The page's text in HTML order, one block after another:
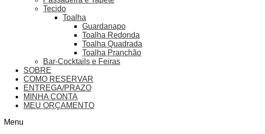
Tecido
Toalha
Guardanapo
Toalha Redonda
Toalha Quadrada
Toalha Pranchão
Bar-Cocktails e Feiras
SOBRE
COMO RESERVAR
ENTREGA/PRAZO
MINHA CONTA
MEU ORÇAMENTO
Menu